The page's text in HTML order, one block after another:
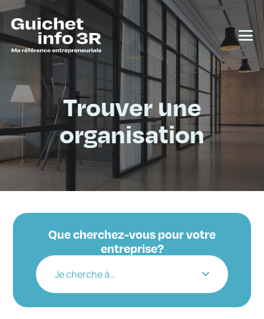
Trouver une
organisation
Que cherchez-vous pour votre
entreprise?
Je cherche à…